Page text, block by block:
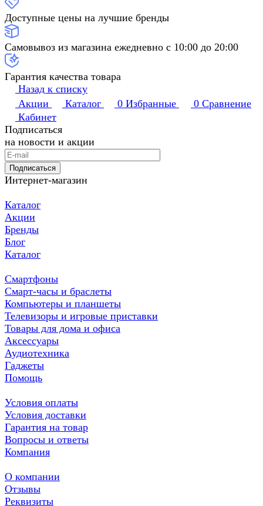
Доступные цены на лучшие бренды
Самовывоз из магазина ежедневно с 10:00 до 20:00
Гарантия качества товара
Назад к списку
Акции
Каталог 0 Избранные 0 Сравнение
Кабинет
Подписаться
на новости и акции
Подписаться
Интернет-магазин
Каталог
Акции
Бренды
Блог
Каталог
Смартфоны
Смарт-часы и браслеты
Компьютеры и планшеты
Телевизоры и игровые приставки
Товары для дома и офиса
Аксессуары
Аудиотехника
Гаджеты
Помощь
Условия оплаты
Условия доставки
Гарантия на товар
Вопросы и ответы
Компания
О компании
Отзывы
Реквизиты